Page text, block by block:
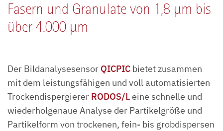
Fasern und Granulate von 1,8 µm bis
über 4.000 µm
Der Bildanalysesensor QICPIC bietet zusammen
mit dem leistungsfähigen und voll automatisierten
Trockendispergierer RODOS/Leine schnelle und
wiederholgenaue Analyse der Partikelgröße und
Partikelform von trockenen, fein- bis grobdispersen